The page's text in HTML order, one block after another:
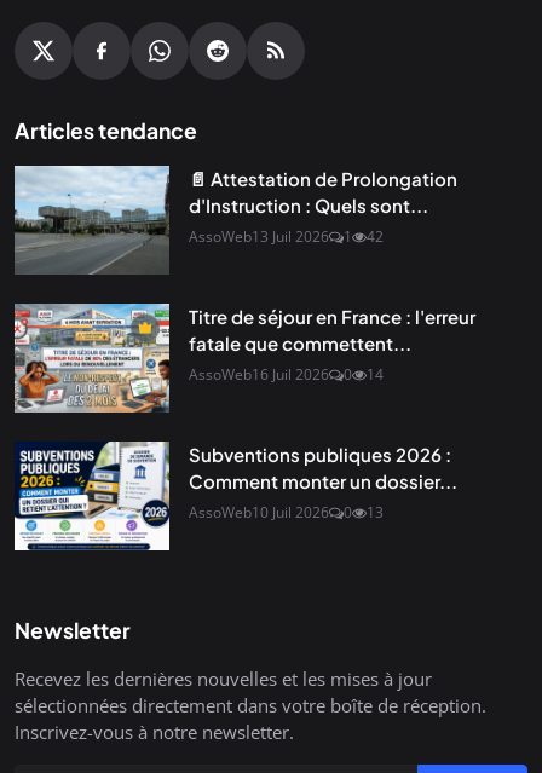
Articles tendance
📄 Attestation de Prolongation
d'Instruction : Quels sont...
AssoWeb13 Juil 2026 1 42
Titre de séjour en France : l'erreur
fatale que commettent...
AssoWeb16 Juil 2026 0 14
Subventions publiques 2026 :
Comment monter un dossier...
AssoWeb10 Juil 2026 0 13
Newsletter
Recevez les dernières nouvelles et les mises à jour
sélectionnées directement dans votre boîte de réception.
Inscrivez-vous à notre newsletter.